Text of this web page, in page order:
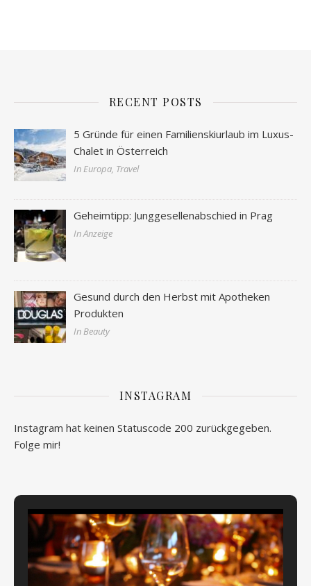
RECENT POSTS
5 Gründe für einen Familienskiurlaub im Luxus-
Chalet in Österreich
In Europa, Travel
Geheimtipp: Junggesellenabschied in Prag
In Anzeige
Gesund durch den Herbst mit Apotheken
Produkten
In Beauty
INSTAGRAM
Instagram hat keinen Statuscode 200 zurückgegeben.
Folge mir!